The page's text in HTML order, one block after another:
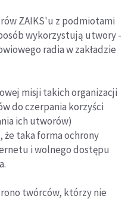
ZAIKS'u z podmiotami
wykorzystują utwory -
radia w zakładzie
misji takich organizacji
do czerpania korzyści
ich utworów)
że taka forma ochrony
i wolnego dostępu
twórców, którzy nie